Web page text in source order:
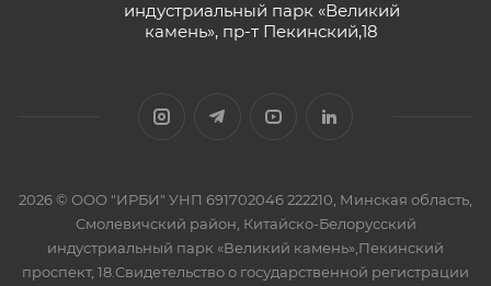
индустриальный парк «Великий
камень», пр-т Пекинский,18
2026 © ООО "ИРБИ" УНП 691702046 222210, Минская область,
Смолевичский район, Китайско-Белорусский
индустриальный парк «Великий камень»,Пекинский
проспект, 18.Свидетельство о государственной регистрации